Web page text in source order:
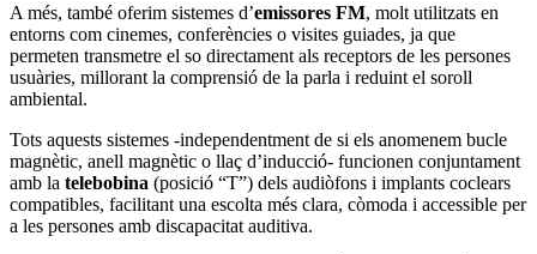
A més, també oferim sistemes d’emissores FM, molt utilitzats en
entorns com cinemes, conferències o visites guiades, ja que
permeten transmetre el so directament als receptors de les persones
usuàries, millorant la comprensió de la parla i reduint el soroll
ambiental.
Tots aquests sistemes -independentment de si els anomenem bucle
magnètic, anell magnètic o llaç d’inducció- funcionen conjuntament
amb la telebobina (posició “T”) dels audiòfons i implants coclears
compatibles, facilitant una escolta més clara, còmoda i accessible per
a les persones amb discapacitat auditiva.